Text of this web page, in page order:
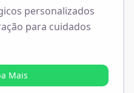
personalizados
para cuidados
Mais